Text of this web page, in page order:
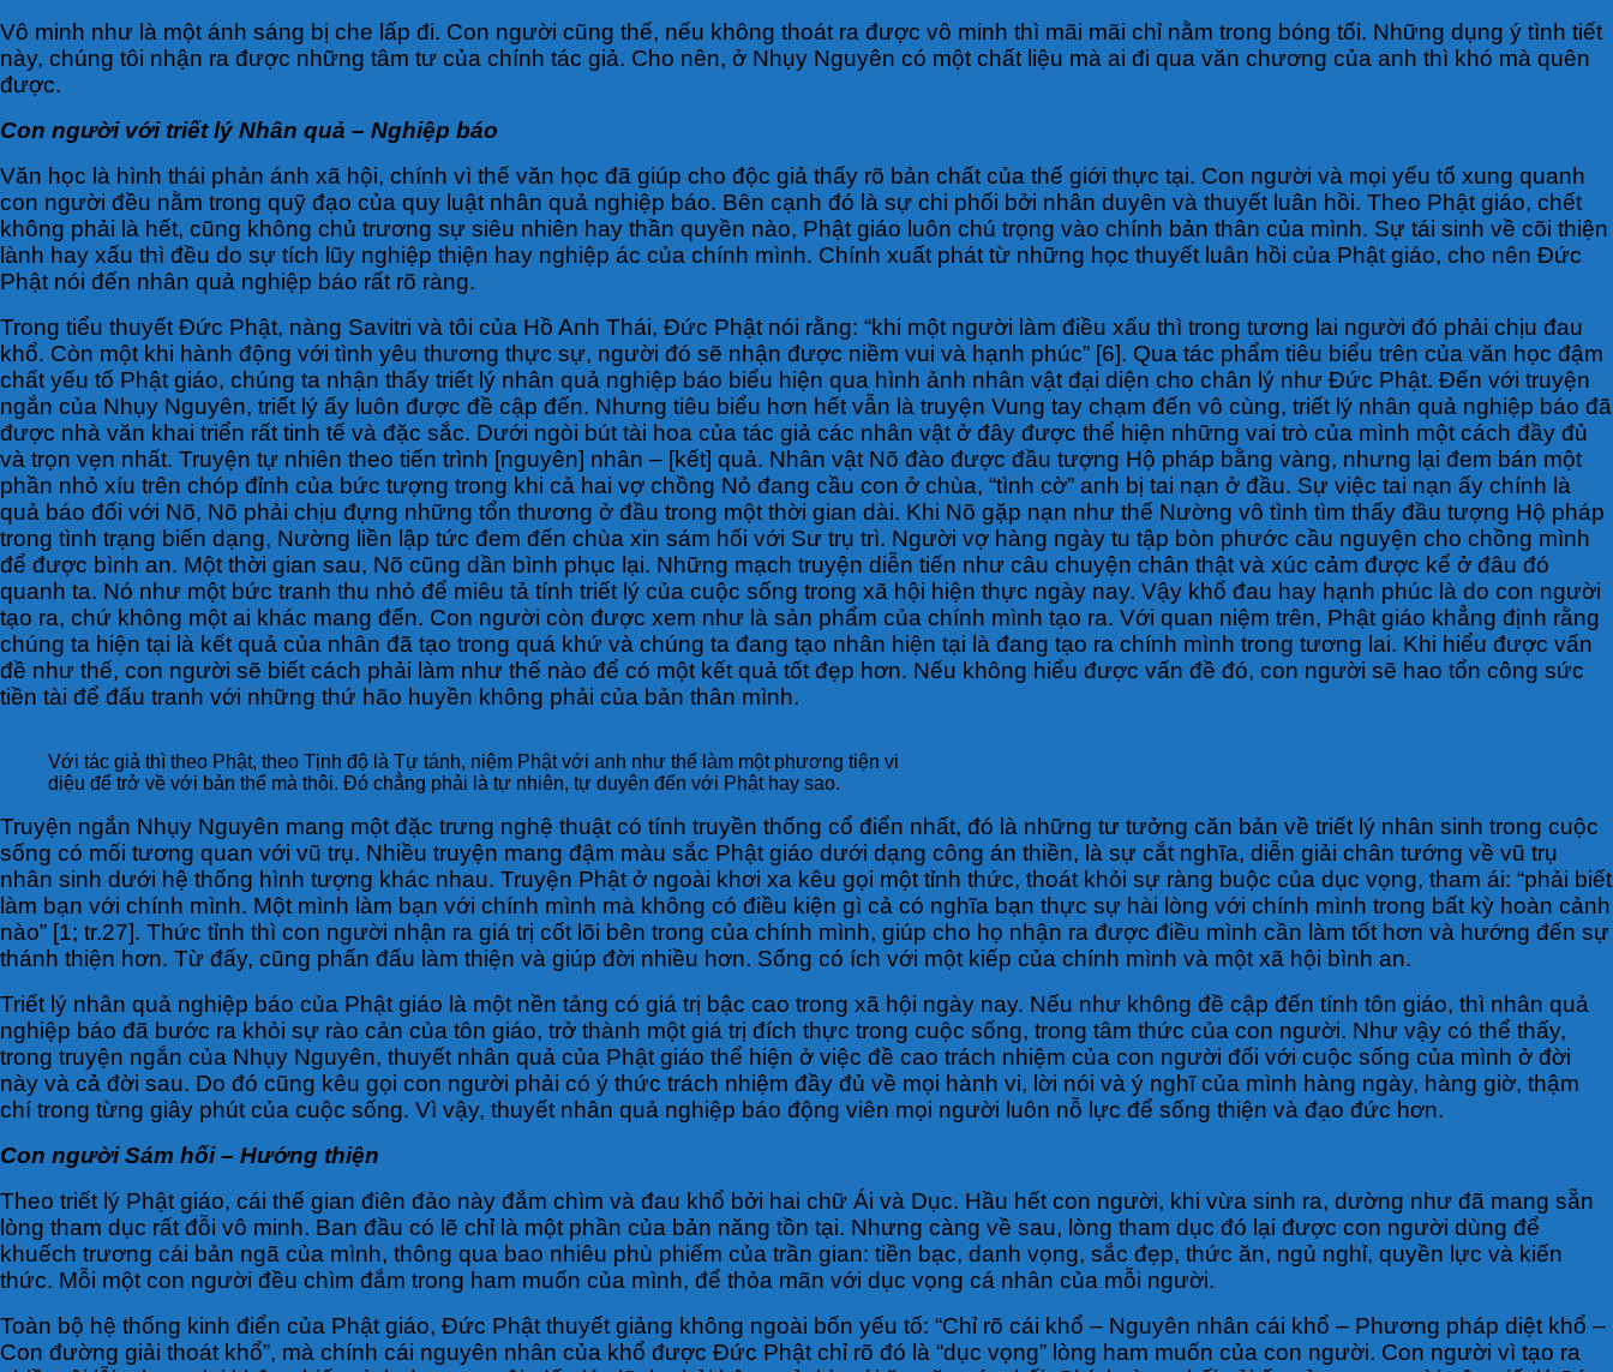
Vô minh như là một ánh sáng bị che lấp đi. Con người cũng thế, nếu không thoát ra được vô minh thì mãi mãi chỉ nằm trong bóng tối. Những dụng ý tình tiết
này, chúng tôi nhận ra được những tâm tư của chính tác giả. Cho nên, ở Nhụy Nguyên có một chất liệu mà ai đi qua văn chương của anh thì khó mà quên
được.
Con người với triết lý Nhân quả – Nghiệp báo
Văn học là hình thái phản ánh xã hội, chính vì thế văn học đã giúp cho độc giả thấy rõ bản chất của thế giới thực tại. Con người và mọi yếu tố xung quanh
con người đều nằm trong quỹ đạo của quy luật nhân quả nghiệp báo. Bên cạnh đó là sự chi phối bởi nhân duyên và thuyết luân hồi. Theo Phật giáo, chết
không phải là hết, cũng không chủ trương sự siêu nhiên hay thần quyền nào, Phật giáo luôn chú trọng vào chính bản thân của mình. Sự tái sinh về cõi thiện
lành hay xấu thì đều do sự tích lũy nghiệp thiện hay nghiệp ác của chính mình. Chính xuất phát từ những học thuyết luân hồi của Phật giáo, cho nên Đức
Phật nói đến nhân quả nghiệp báo rất rõ ràng.
Trong tiểu thuyết Đức Phật, nàng Savitri và tôi của Hồ Anh Thái, Đức Phật nói rằng: “khi một người làm điều xấu thì trong tương lai người đó phải chịu đau
khổ. Còn một khi hành động với tình yêu thương thực sự, người đó sẽ nhận được niềm vui và hạnh phúc” [6]. Qua tác phẩm tiêu biểu trên của văn học đậm
chất yếu tố Phật giáo, chúng ta nhận thấy triết lý nhân quả nghiệp báo biểu hiện qua hình ảnh nhân vật đại diện cho chân lý như Đức Phật. Đến với truyện
ngắn của Nhụy Nguyên, triết lý ấy luôn được đề cập đến. Nhưng tiêu biểu hơn hết vẫn là truyện Vung tay chạm đến vô cùng, triết lý nhân quả nghiệp báo đã
được nhà văn khai triển rất tinh tế và đặc sắc. Dưới ngòi bút tài hoa của tác giả các nhân vật ở đây được thể hiện những vai trò của mình một cách đầy đủ
và trọn vẹn nhất. Truyện tự nhiên theo tiến trình [nguyên] nhân – [kết] quả. Nhân vật Nõ đào được đầu tượng Hộ pháp bằng vàng, nhưng lại đem bán một
phần nhỏ xíu trên chóp đỉnh của bức tượng trong khi cả hai vợ chồng Nỏ đang cầu con ở chùa, “tình cờ” anh bị tai nạn ở đầu. Sự việc tai nạn ấy chính là
quả báo đối với Nõ, Nõ phải chịu đựng những tổn thương ở đầu trong một thời gian dài. Khi Nõ gặp nạn như thế Nường vô tình tìm thấy đầu tượng Hộ pháp
trong tình trạng biến dạng, Nường liền lập tức đem đến chùa xin sám hối với Sư trụ trì. Người vợ hàng ngày tu tập bòn phước cầu nguyện cho chồng mình
để được bình an. Một thời gian sau, Nõ cũng dần bình phục lại. Những mạch truyện diễn tiến như câu chuyện chân thật và xúc cảm được kể ở đâu đó
quanh ta. Nó như một bức tranh thu nhỏ để miêu tả tính triết lý của cuộc sống trong xã hội hiện thực ngày nay. Vậy khổ đau hay hạnh phúc là do con người
tạo ra, chứ không một ai khác mang đến. Con người còn được xem như là sản phẩm của chính mình tạo ra. Với quan niệm trên, Phật giáo khẳng định rằng
chúng ta hiện tại là kết quả của nhân đã tạo trong quá khứ và chúng ta đang tạo nhân hiện tại là đang tạo ra chính mình trong tương lai. Khi hiểu được vấn
đề như thế, con người sẽ biết cách phải làm như thế nào để có một kết quả tốt đẹp hơn. Nếu không hiểu được vấn đề đó, con người sẽ hao tổn công sức
tiền tài để đấu tranh với những thứ hão huyền không phải của bản thân mình.
Với tác giả thì theo Phật, theo Tịnh độ là Tự tánh, niệm Phật với anh như thể làm một phương tiện vi
diệu để trở về với bản thể mà thôi. Đó chẳng phải là tự nhiên, tự duyên đến với Phật hay sao.
Truyện ngắn Nhụy Nguyên mang một đặc trưng nghệ thuật có tính truyền thống cổ điển nhất, đó là những tư tưởng căn bản về triết lý nhân sinh trong cuộc
sống có mối tương quan với vũ trụ. Nhiều truyện mang đậm màu sắc Phật giáo dưới dạng công án thiền, là sự cắt nghĩa, diễn giải chân tướng về vũ trụ
nhân sinh dưới hệ thống hình tượng khác nhau. Truyện Phật ở ngoài khơi xa kêu gọi một tỉnh thức, thoát khỏi sự ràng buộc của dục vọng, tham ái: “phải biết
làm bạn với chính mình. Một mình làm bạn với chính mình mà không có điều kiện gì cả có nghĩa bạn thực sự hài lòng với chính mình trong bất kỳ hoàn cảnh
nào” [1; tr.27]. Thức tỉnh thì con người nhận ra giá trị cốt lõi bên trong của chính mình, giúp cho họ nhận ra được điều mình cần làm tốt hơn và hướng đến sự
thánh thiện hơn. Từ đấy, cũng phấn đấu làm thiện và giúp đời nhiều hơn. Sống có ích với một kiếp của chính mình và một xã hội bình an.
Triết lý nhân quả nghiệp báo của Phật giáo là một nền tảng có giá trị bậc cao trong xã hội ngày nay. Nếu như không đề cập đến tính tôn giáo, thì nhân quả
nghiệp báo đã bước ra khỏi sự rào cản của tôn giáo, trở thành một giá trị đích thực trong cuộc sống, trong tâm thức của con người. Như vậy có thể thấy,
trong truyện ngắn của Nhụy Nguyên, thuyết nhân quả của Phật giáo thể hiện ở việc đề cao trách nhiệm của con người đối với cuộc sống của mình ở đời
này và cả đời sau. Do đó cũng kêu gọi con người phải có ý thức trách nhiệm đầy đủ về mọi hành vi, lời nói và ý nghĩ của mình hàng ngày, hàng giờ, thậm
chí trong từng giây phút của cuộc sống. Vì vậy, thuyết nhân quả nghiệp báo động viên mọi người luôn nỗ lực để sống thiện và đạo đức hơn.
Con người Sám hối – Hướng thiện
Theo triết lý Phật giáo, cái thế gian điên đảo này đắm chìm và đau khổ bởi hai chữ Ái và Dục. Hầu hết con người, khi vừa sinh ra, dường như đã mang sẵn
lòng tham dục rất đỗi vô minh. Ban đầu có lẽ chỉ là một phần của bản năng tồn tại. Nhưng càng về sau, lòng tham dục đó lại được con người dùng để
khuếch trương cái bản ngã của mình, thông qua bao nhiêu phù phiếm của trần gian: tiền bạc, danh vọng, sắc đẹp, thức ăn, ngủ nghỉ, quyền lực và kiến
thức. Mỗi một con người đều chìm đắm trong ham muốn của mình, để thỏa mãn với dục vọng cá nhân của mỗi người.
Toàn bộ hệ thống kinh điển của Phật giáo, Đức Phật thuyết giảng không ngoài bốn yếu tố: “Chỉ rõ cái khổ – Nguyên nhân cái khổ – Phương pháp diệt khổ –
Con đường giải thoát khổ”, mà chính cái nguyên nhân của khổ được Đức Phật chỉ rõ đó là “dục vọng” lòng ham muốn của con người. Con người vì tạo ra